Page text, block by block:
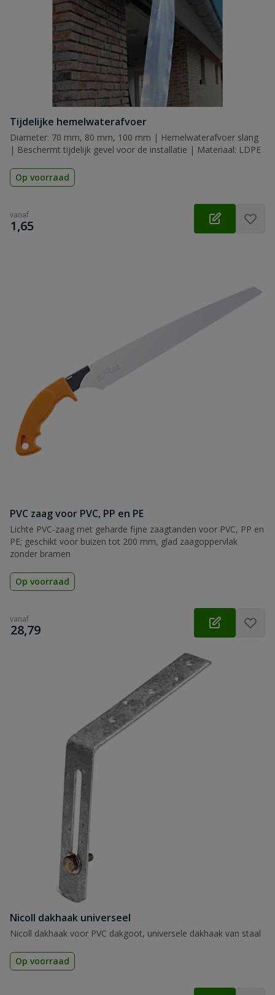
Tijdelijke hemelwaterafvoer
Diameter: 70 mm, 80 mm, 100 mm | Hemelwaterafvoer slang
| Beschermt tijdelijk gevel voor de installatie | Materiaal: LDPE
Op voorraad
vanaf
€
1,65
PVC zaag voor PVC, PP en PE
Lichte PVC-zaag met geharde fijne zaagtanden voor PVC, PP en
PE; geschikt voor buizen tot 200 mm, glad zaagoppervlak
zonder bramen
Op voorraad
vanaf
€
28,79
Nicoll dakhaak universeel
Nicoll dakhaak voor PVC dakgoot, universele dakhaak van staal
Op voorraad